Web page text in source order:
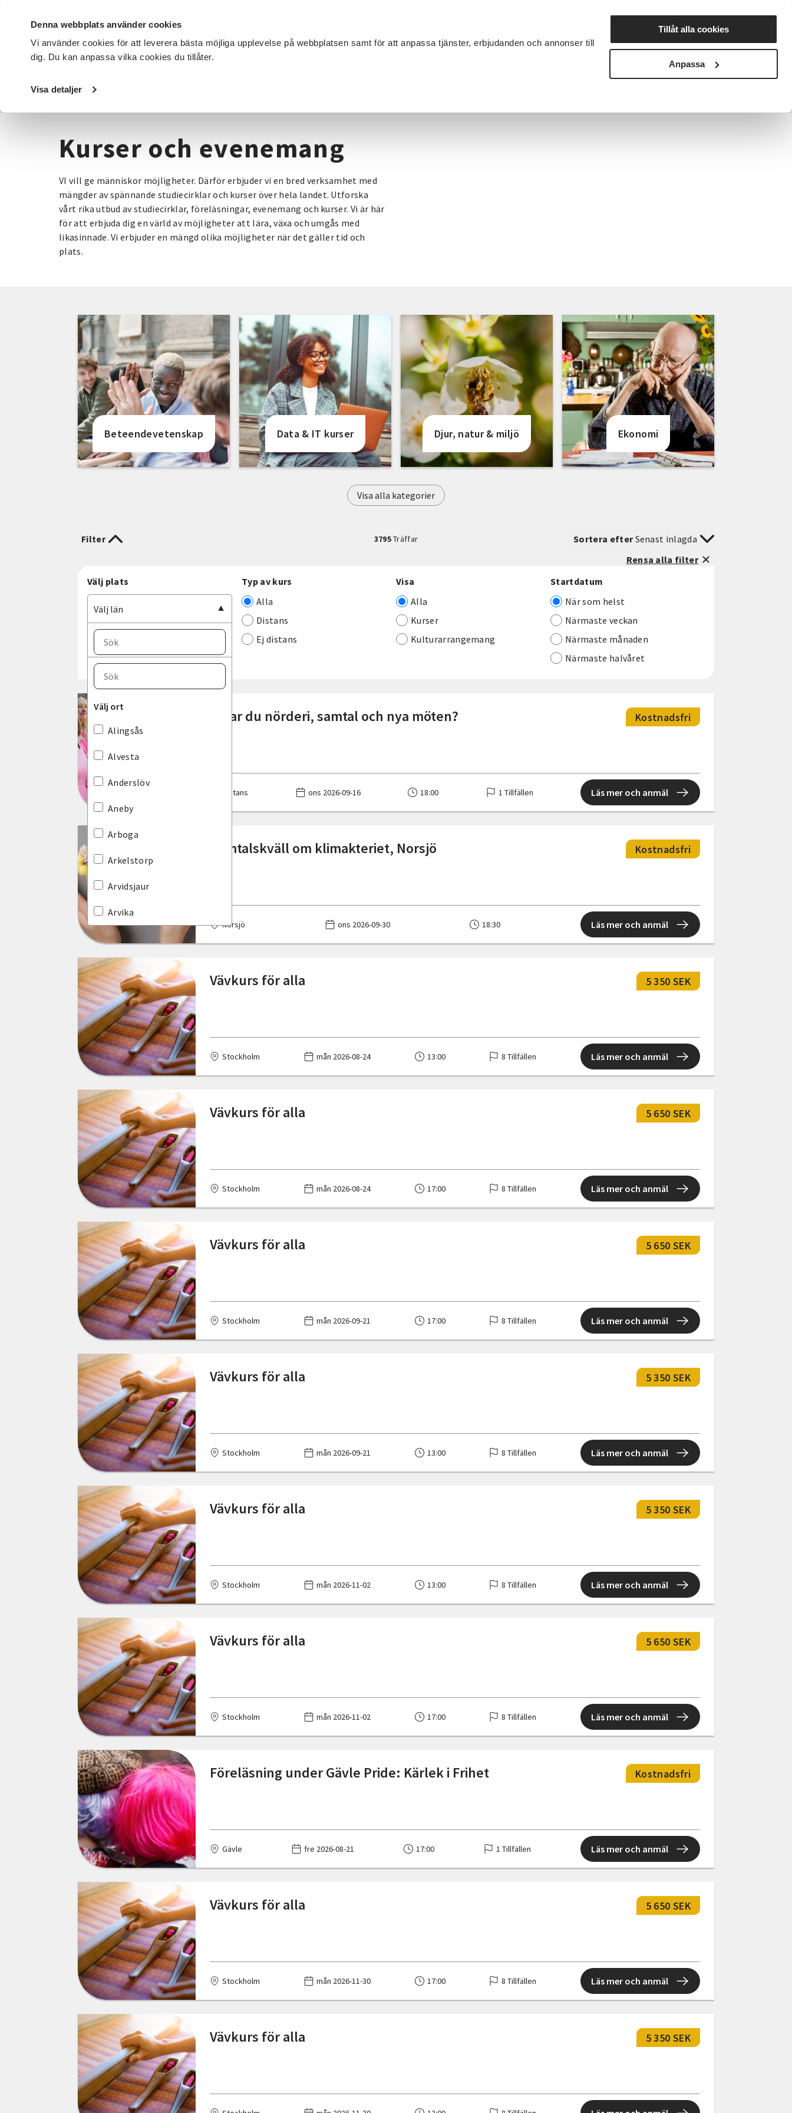
Denna webbplats använder cookies
Vi använder cookies för att leverera bästa möjliga upplevelse på webbplatsen samt för att anpassa tjänster, erbjudanden och annonser till
dig. Du kan anpassa vilka cookies du tillåter.
Visa detaljer
Tillåt alla cookies
Anpassa
DET HÄR GÖR VI FÖR DIG SOM SÖK KURSER OCH EVENEMANG Nyheter Avdelningar
Startsida / Kurser och evenemang
Kurser och evenemang
VI vill ge människor möjligheter. Därför erbjuder vi en bred verksamhet med
mängder av spännande studiecirklar och kurser över hela landet. Utforska
vårt rika utbud av studiecirklar, föreläsningar, evenemang och kurser. Vi är här
för att erbjuda dig en värld av möjligheter att lära, växa och umgås med
likasinnade. Vi erbjuder en mängd olika möjligheter när det gäller tid och
plats.
Beteendevetenskap Data & IT kurser Djur, natur & miljö Ekonomi
Visa alla kategorier
Filter 3795Träffar Sortera efterSenast inlagda
Rensa alla filter
Välj plats
Välj län
Välj län
Norrbottens län
Skåne län
Stockholms län
Södermanlands län
Uppsala län
Värmlands län
Västernorrlands län
Västmanlands län
Västra Götalands län
Örebro län
Välj ort
Välj ort
Alingsås
Alvesta
Anderslöv
Aneby
Arboga
Arkelstorp
Arvidsjaur
Arvika
Askersund
Bengtsfors
Berg
Bergkvara
Bjurholm
Bjuråker
Bjuv
Björköby
Björnlunda
Bodafors
Boden
Bohus
Boliden
Bollnäs
Bolmsö
Bor
Borgholm
Borlänge
Borås
Bovallstrand
Boxholm
Broby
Bromma
Brunflo
Bräcke
Brösarp
Burgsvik
Burlöv
Bålsta
Dals Långed
Delsbo
Digitalt Teams
Dingle
Dorotea
Ed
Edsbruk
Ekerö
Ekshärad
Eksjö
Ellös
Emmaboda
Enköping
Enviken
Eringsboda
Typ av kurs
Alla
Distans
Ej distans
Visa
Alla
Kurser
Kulturarrangemang
Startdatum
När som helst
Närmaste veckan
Närmaste månaden
Närmaste halvåret
Gillar du nörderi, samtal och nya möten? Kostnadsfri
Distans ons 2026-09-16 18:00 1 Tillfällen Läs mer och anmäl
Samtalskväll om klimakteriet, Norsjö Kostnadsfri
Norsjö ons 2026-09-30 18:30 Läs mer och anmäl
Vävkurs för alla 5 350 SEK
Stockholm mån 2026-08-24 13:00 8 Tillfällen Läs mer och anmäl
Vävkurs för alla 5 650 SEK
Stockholm mån 2026-08-24 17:00 8 Tillfällen Läs mer och anmäl
Vävkurs för alla 5 650 SEK
Stockholm mån 2026-09-21 17:00 8 Tillfällen Läs mer och anmäl
Vävkurs för alla 5 350 SEK
Stockholm mån 2026-09-21 13:00 8 Tillfällen Läs mer och anmäl
Vävkurs för alla 5 350 SEK
Stockholm mån 2026-11-02 13:00 8 Tillfällen Läs mer och anmäl
Vävkurs för alla 5 650 SEK
Stockholm mån 2026-11-02 17:00 8 Tillfällen Läs mer och anmäl
Föreläsning under Gävle Pride: Kärlek i Frihet Kostnadsfri
Gävle fre 2026-08-21 17:00 1 Tillfällen Läs mer och anmäl
Vävkurs för alla 5 650 SEK
Stockholm mån 2026-11-30 17:00 8 Tillfällen Läs mer och anmäl
Vävkurs för alla 5 350 SEK